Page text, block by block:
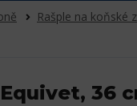
Rašple na koňské
36